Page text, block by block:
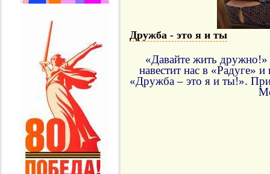
Дружба - это я и ты
«Давайте жить дружно!»
навестит нас в «Радуге»
«Дружба – это я и ты!».